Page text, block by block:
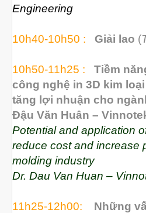
Engineering
10h40-10h50 : Giải lao (
10h50-11h25 :
Tiềm
công nghệ in 3D kim
tăng lợi nhuận cho
Đậu Văn Huân –
Potential and application
reduce cost and increase
molding industry
Dr. Dau Van Huan –
11h25-12h00:
Những